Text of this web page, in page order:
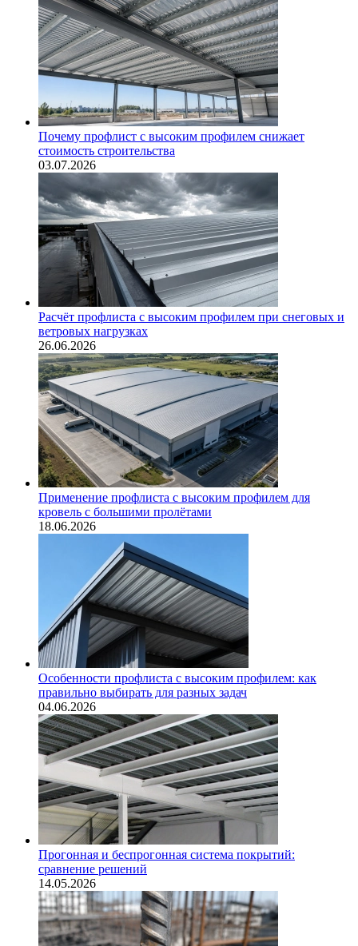
Почему профлист с высоким профилем снижает
стоимость строительства
03.07.2026
Расчёт профлиста с высоким профилем при снеговых и
ветровых нагрузках
26.06.2026
Применение профлиста с высоким профилем для
кровель с большими пролётами
18.06.2026
Особенности профлиста с высоким профилем: как
правильно выбирать для разных задач
04.06.2026
Прогонная и беспрогонная система покрытий:
сравнение решений
14.05.2026